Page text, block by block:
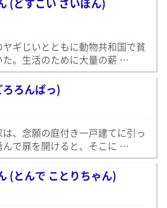
(どすこい さいぼん)
ギじいとともに動物共和国で貧
た。生活のために大量の薪 …
ろんぱっ)
、念願の庭付き一戸建てに引っ
で扉を開けると、そこに …
(とんで ことりちゃん)